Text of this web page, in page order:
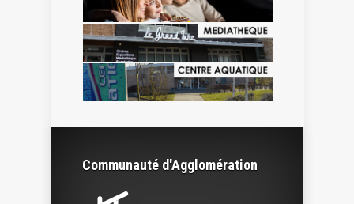
Communauté d'Agglomération